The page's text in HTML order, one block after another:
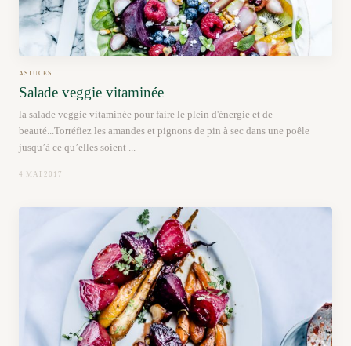
ASTUCES
Salade veggie vitaminée
la salade veggie vitaminée pour faire le plein d'énergie et de
beauté...Torréfiez les amandes et pignons de pin à sec dans une poêle
jusqu’à ce qu’elles soient ...
4 MAI 2017